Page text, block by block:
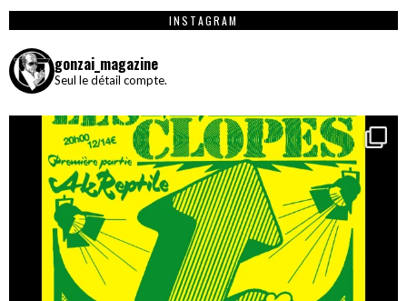
INSTAGRAM
gonzai_magazine
Seul le détail compte.